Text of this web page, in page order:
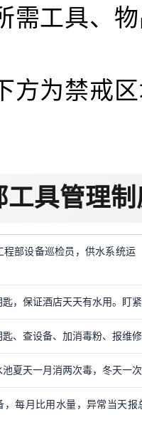
需工具、
方为禁戒
工具管理
程部设备巡检员，供水系统运
，保证酒店天天有水用。盯
匙、查设备、加消毒粉、报维
夏天一月消两次毒，冬天一
，每月比用水量，异常当天